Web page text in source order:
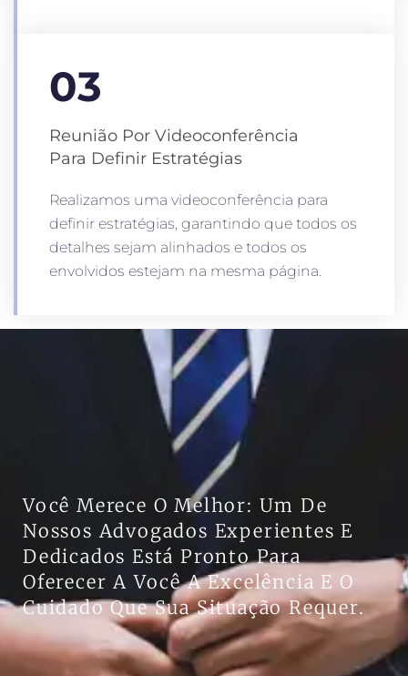
03
Reunião Por Videoconferência
Para Definir Estratégias
Realizamos uma videoconferência para
definir estratégias, garantindo que todos os
detalhes sejam alinhados e todos os
envolvidos estejam na mesma página.
Você Merece O Melhor: Um De
Nossos Advogados Experientes E
Dedicados Está Pronto Para
Oferecer A Você A Excelência E O
Cuidado Que Sua Situação Requer.